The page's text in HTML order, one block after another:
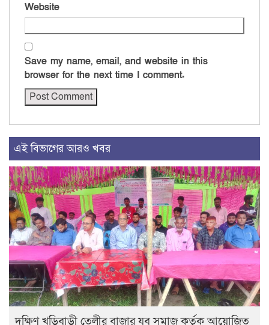
Website
Save my name, email, and website in this
browser for the next time I comment.
এই বিভাগের আরও খবর
দক্ষিণ খড়িবাড়ী তেলীর বাজার যুব সমাজ কর্তৃক আয়োজিত